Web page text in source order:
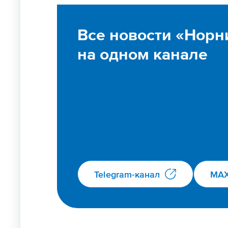
Все новости
на одном канале
Telegram-канал